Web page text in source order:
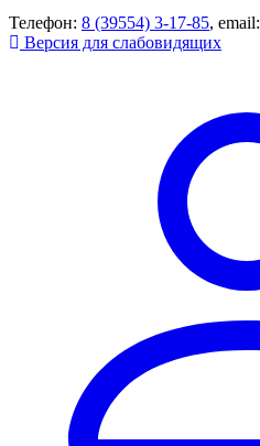
Телефон: 8 (39554) 3-17-85, email:
Версия для слабовидящих